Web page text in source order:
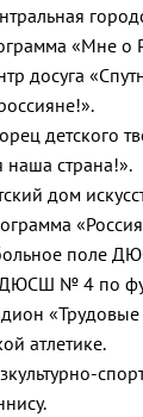
«Мне о
досуга
детского
страна!».
дом
поле
№ 4 по
«Трудовые
атлетике.
спо